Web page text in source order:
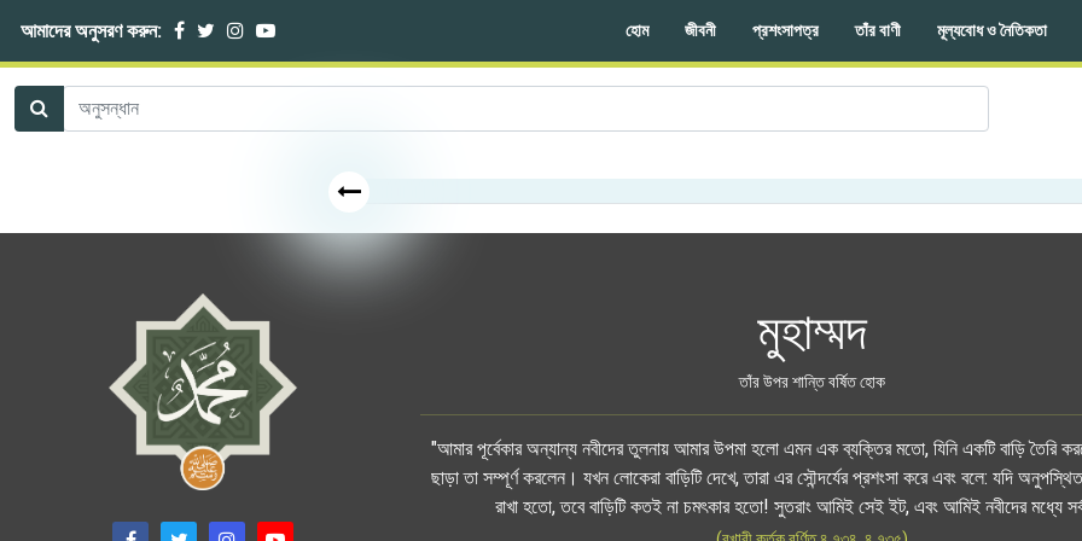
আমাদের অনুসরণ করুন: হোম জীবনী প্রশংসাপত্র তাঁর বাণী মূল্যবোধ ও নৈতিকতা
মুহাম্মদ
তাঁর উপর শান্তি বর্ষিত হোক
"আমার পূর্বেকার অন্যান্য নবীদের তুলনায় আমার উপমা হলো এমন এক ব্যক্তির মতো, যিনি একটি বাড়ি তৈরি
ছাড়া তা সম্পূর্ণ করলেন। যখন লোকেরা বাড়িটি দেখে, তারা এর সৌন্দর্যের প্রশংসা করে এবং বলে: যদি
রাখা হতো, তবে বাড়িটি কতই না চমৎকার হতো! সুতরাং আমিই সেই ইট, এবং আমিই নবীদের মধ্যে